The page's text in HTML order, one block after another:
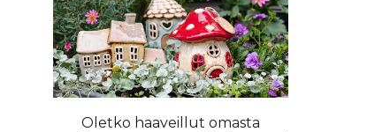
Oletko haaveillut omasta